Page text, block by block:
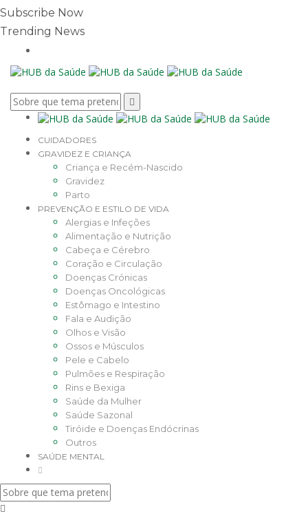
Subscribe Now
Trending News
CUIDADORES
GRAVIDEZ E CRIANÇA
Criança e Recém-Nascido
Gravidez
Parto
PREVENÇÃO E ESTILO DE VIDA
Alergias e Infeções
Alimentação e Nutrição
Cabeça e Cérebro
Coração e Circulação
Doenças Crónicas
Doenças Oncológicas
Estômago e Intestino
Fala e Audição
Olhos e Visão
Ossos e Músculos
Pele e Cabelo
Pulmões e Respiração
Rins e Bexiga
Saúde da Mulher
Saúde Sazonal
Tiróide e Doenças Endócrinas
Outros
SAÚDE MENTAL